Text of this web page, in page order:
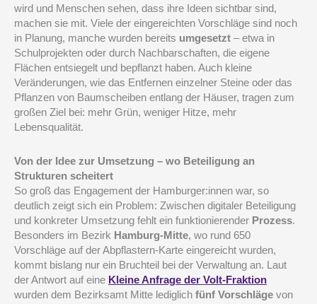
wird und Menschen sehen, dass ihre Ideen sichtbar sind,
machen sie mit. Viele der eingereichten Vorschläge sind noch
in Planung, manche wurden bereits umgesetzt – etwa in
Schulprojekten oder durch Nachbarschaften, die eigene
Flächen entsiegelt und bepflanzt haben. Auch kleine
Veränderungen, wie das Entfernen einzelner Steine oder das
Pflanzen von Baumscheiben entlang der Häuser, tragen zum
großen Ziel bei: mehr Grün, weniger Hitze, mehr
Lebensqualität.
Von der Idee zur Umsetzung – wo Beteiligung an
Strukturen scheitert
So groß das Engagement der Hamburger:innen war, so
deutlich zeigt sich ein Problem: Zwischen digitaler Beteiligung
und konkreter Umsetzung fehlt ein funktionierender Prozess.
Besonders im Bezirk Hamburg-Mitte, wo rund 650
Vorschläge auf der Abpflastern-Karte eingereicht wurden,
kommt bislang nur ein Bruchteil bei der Verwaltung an. Laut
der Antwort auf eine Kleine Anfrage der Volt-Fraktion
wurden dem Bezirksamt Mitte lediglich fünf Vorschläge von